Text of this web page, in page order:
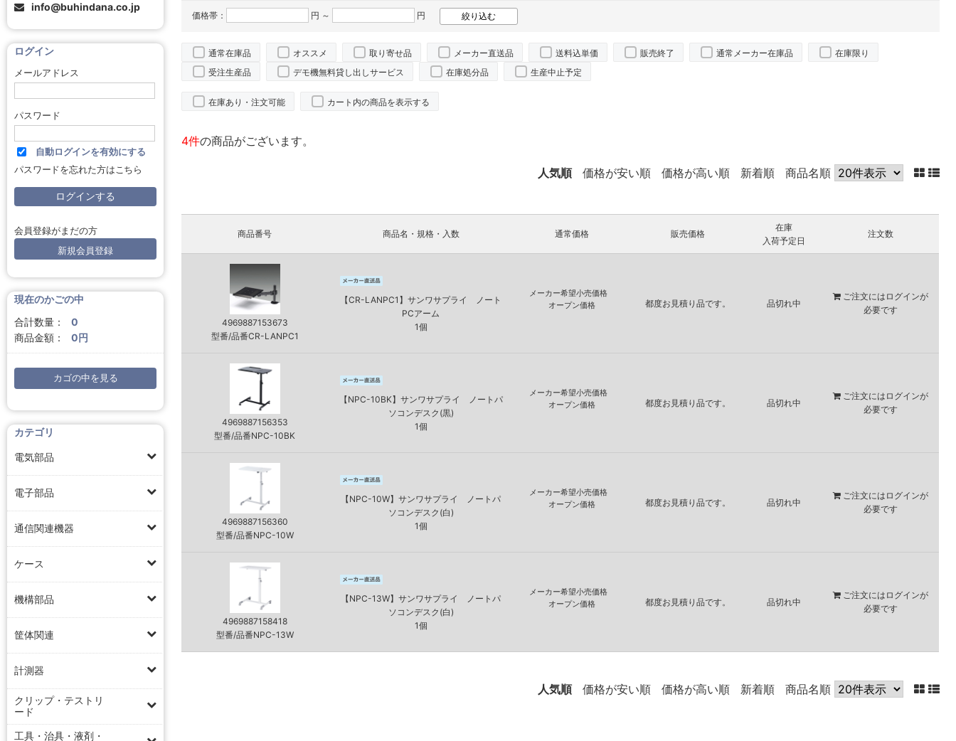
info@buhindana.co.jp
ログイン
メールアドレス
パスワード
自動ログインを有効にする
パスワードを忘れた方はこちら
会員登録がまだの方
新規会員登録
現在のかごの中
合計数量：
0
商品金額：
0円
カゴの中を見る
カテゴリ
電気部品
電子部品
通信関連機器
ケース
機構部品
筐体関連
計測器
クリップ・テストリ
ード
工具・治具・液剤・
価格帯： 円 ～ 円
通常在庫品 オススメ 取り寄せ品 メーカー直送品 送料込単価 販売終了 通常メーカー在庫品
在庫限り
受注生産品
デモ機無料貸し出しサービス 在庫処分品 生産中止予定
在庫あり・注文可能 カート内の商品を表示する
4件の商品がございます。
人気順 価格が安い順 価格が高い順 新着順 商品名順
商品番号 商品名・規格・入数 通常価格 販売価格
在庫
入荷予定日
注文数
4969887153673
型番/品番CR-LANPC1
【CR-LANPC1】サンワサプライ ノート
PCアーム
1個
メーカー希望小売価格
オープン価格
都度お見積り品です。 品切れ中
ご注文には ログインが
必要です
4969887156353
型番/品番NPC-10BK
【NPC-10BK】サンワサプライ ノートパ
ソコンデスク(黒)
1個
メーカー希望小売価格
オープン価格
都度お見積り品です。 品切れ中
ご注文には ログインが
必要です
4969887156360
型番/品番NPC-10W
【NPC-10W】サンワサプライ ノートパ
ソコンデスク(白)
1個
メーカー希望小売価格
オープン価格
都度お見積り品です。 品切れ中
ご注文には ログインが
必要です
4969887158418
型番/品番NPC-13W
【NPC-13W】サンワサプライ ノートパ
ソコンデスク(白)
1個
メーカー希望小売価格
オープン価格
都度お見積り品です。 品切れ中
ご注文には ログインが
必要です
人気順 価格が安い順 価格が高い順 新着順 商品名順